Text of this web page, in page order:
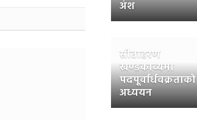
अंश
सीताहरण
खण्डकाव्यमा
पदपूर्वार्धवक्रताको
अध्ययन